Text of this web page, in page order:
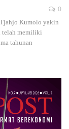
0
Kumolo yakin
telah memiliki
tahunan